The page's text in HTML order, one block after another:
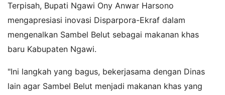
Terpisah, Bupati Ngawi Ony Anwar Harsono
mengapresiasi inovasi Disparpora-Ekraf dalam
mengenalkan Sambel Belut sebagai makanan khas
baru Kabupaten Ngawi.
"Ini langkah yang bagus, bekerjasama dengan Dinas
lain agar Sambel Belut menjadi makanan khas yang